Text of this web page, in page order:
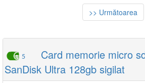
>> Următoarea
5
Card memorie micro
SanDisk Ultra 128gb sigilat